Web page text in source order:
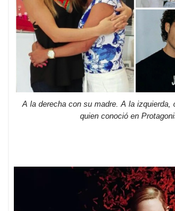
A la derecha con su madre. A la izquierda,
quien conoció en